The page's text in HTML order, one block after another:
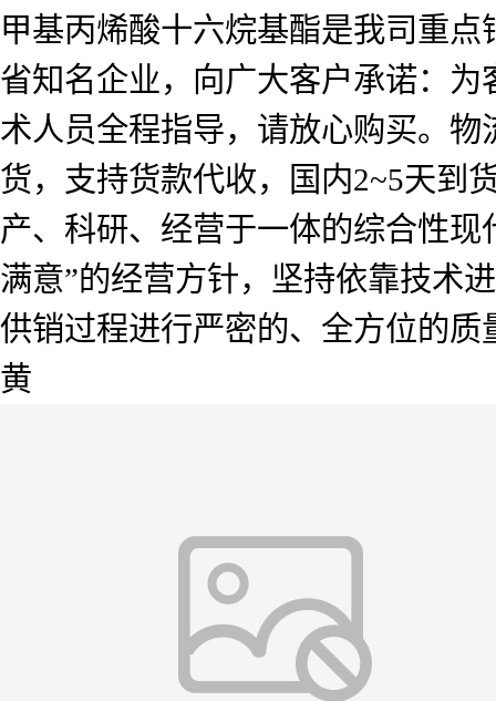
甲基丙烯酸十六烷基酯是我司重
省知名企业，向广大客户承诺：
术人员全程指导，请放心购买。
货，支持货款代收，国内2~5天到
产、科研、经营于一体的综合性
满意”的经营方针，坚持依靠技术
供销过程进行严密的、全方位的
黄